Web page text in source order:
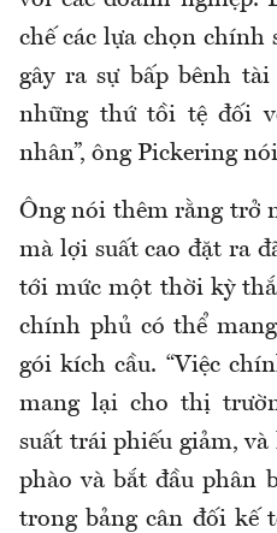
chế các lựa chọn chính
gây ra sự bấp bênh
những thứ tồi tệ đối
nhân”, ông Pickering
Ông nói thêm rằng trở
mà lợi suất cao đặt ra
tới mức một thời kỳ
chính phủ có thể
gói kích cầu. “Việc
mang lại cho thị
suất trái phiếu giảm,
phào và bắt đầu phân
trong bảng cân đối kế